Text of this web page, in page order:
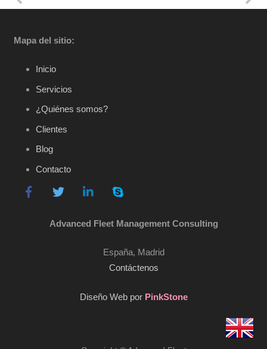
Mapa del sitio:
Inicio
Servicios
¿Quiénes somos?
Clientes
Blog
Contacto
Advanced Fleet Management Consulting
España, Madrid
Contáctenos
Diseño Web por PinkStone